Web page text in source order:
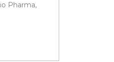
Pharma,